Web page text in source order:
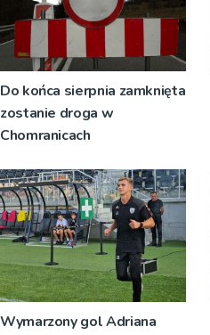
Do końca sierpnia zamknięta
zostanie droga w
Chomranicach
Wymarzony gol Adriana